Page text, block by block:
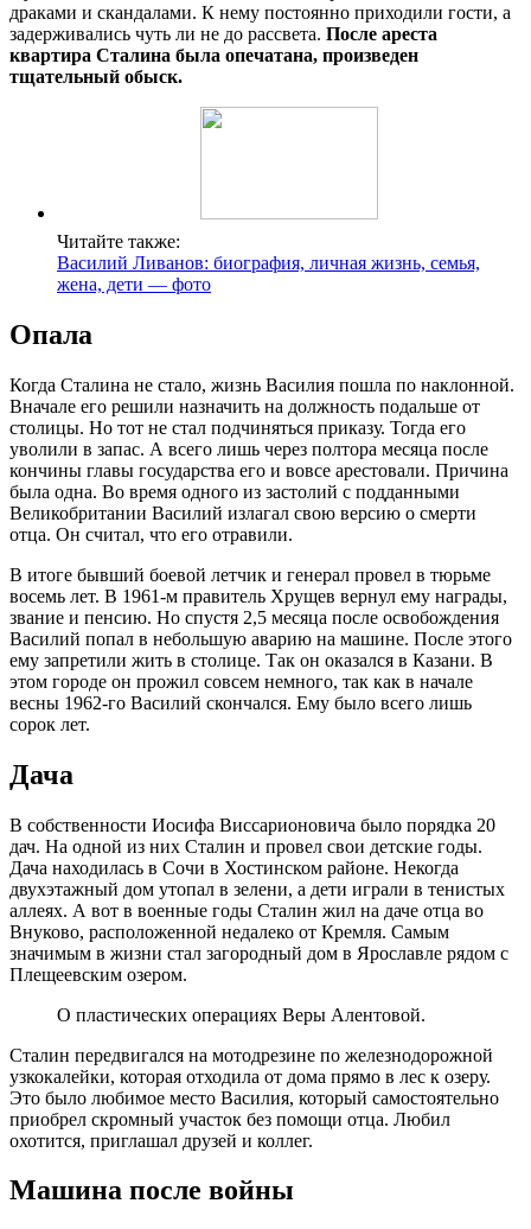
драками и скандалами. К нему постоянно приходили гости, а
задерживались чуть ли не до рассвета. После ареста
квартира Сталина была опечатана, произведен
тщательный обыск.
Читайте также:
Василий Ливанов: биография, личная жизнь, семья,
жена, дети — фото
Опала
Когда Сталина не стало, жизнь Василия пошла по наклонной.
Вначале его решили назначить на должность подальше от
столицы. Но тот не стал подчиняться приказу. Тогда его
уволили в запас. А всего лишь через полтора месяца после
кончины главы государства его и вовсе арестовали. Причина
была одна. Во время одного из застолий с подданными
Великобритании Василий излагал свою версию о смерти
отца. Он считал, что его отравили.
В итоге бывший боевой летчик и генерал провел в тюрьме
восемь лет. В 1961-м правитель Хрущев вернул ему награды,
звание и пенсию. Но спустя 2,5 месяца после освобождения
Василий попал в небольшую аварию на машине. После этого
ему запретили жить в столице. Так он оказался в Казани. В
этом городе он прожил совсем немного, так как в начале
весны 1962-го Василий скончался. Ему было всего лишь
сорок лет.
Дача
В собственности Иосифа Виссарионовича было порядка 20
дач. На одной из них Сталин и провел свои детские годы.
Дача находилась в Сочи в Хостинском районе. Некогда
двухэтажный дом утопал в зелени, а дети играли в тенистых
аллеях. А вот в военные годы Сталин жил на даче отца во
Внуково, расположенной недалеко от Кремля. Самым
значимым в жизни стал загородный дом в Ярославле рядом с
Плещеевским озером.
О пластических операциях Веры Алентовой.
Сталин передвигался на мотодрезине по железнодорожной
узкокалейки, которая отходила от дома прямо в лес к озеру.
Это было любимое место Василия, который самостоятельно
приобрел скромный участок без помощи отца. Любил
охотится, приглашал друзей и коллег.
Машина после войны